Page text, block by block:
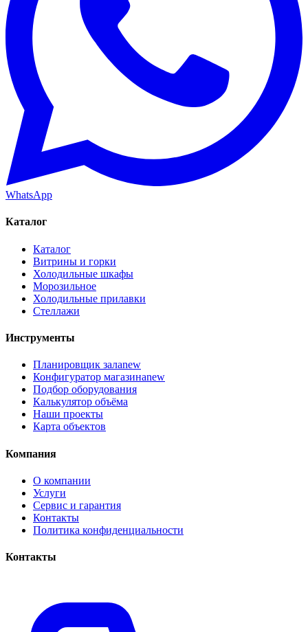
WhatsApp
Каталог
Каталог
Витрины и горки
Холодильные шкафы
Морозильное
Холодильные прилавки
Стеллажи
Инструменты
Планировщик залаnew
Конфигуратор магазинаnew
Подбор оборудования
Калькулятор объёма
Наши проекты
Карта объектов
Компания
О компании
Услуги
Сервис и гарантия
Контакты
Политика конфиденциальности
Контакты